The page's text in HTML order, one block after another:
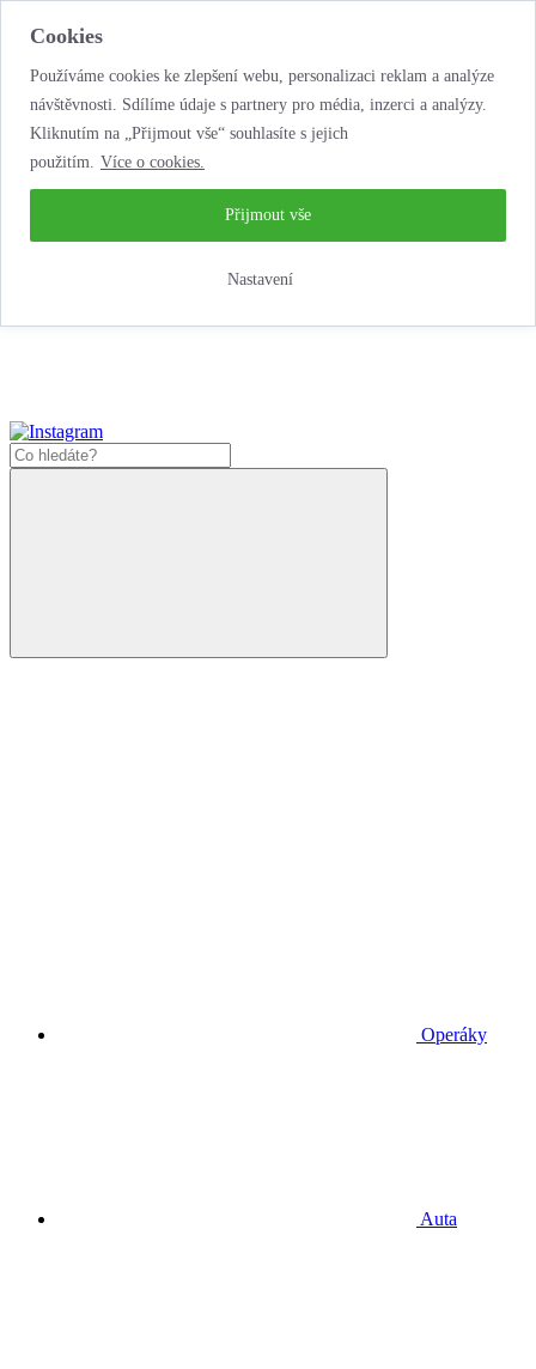
Cookies
Používáme cookies ke zlepšení webu, personalizaci reklam a analýze
návštěvnosti. Sdílíme údaje s partnery pro média, inzerci a analýzy.
Kliknutím na „Přijmout vše“ souhlasíte s jejich
použitím. Více o cookies.
Nastavení
Přijmout vše
...neobyčejná autopůjčovna!
Operáky
Auta